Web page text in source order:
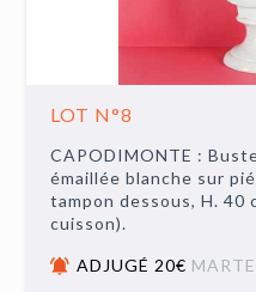
LOT N°8
CAPODIMONTE :
émaillée blanche sur
tampon dessous, H. 40
cuisson).
ADJUGÉ 20€